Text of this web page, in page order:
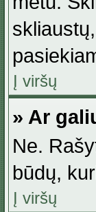
Į viršų
» Ar
Ne.
būdų,
Į viršų